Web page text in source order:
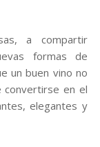
a compartir
formas de
un buen vino no
convertirse en el
elegantes y